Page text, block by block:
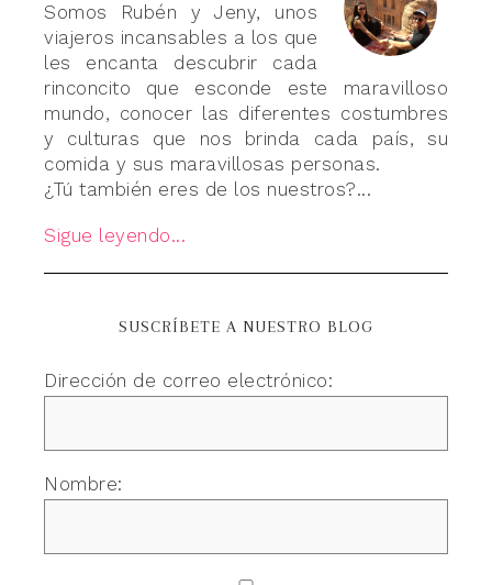
Somos Rubén y Jeny, unos
viajeros incansables a los que
les encanta descubrir cada
rinconcito que esconde este maravilloso
mundo, conocer las diferentes costumbres
y culturas que nos brinda cada país, su
comida y sus maravillosas personas.
¿Tú también eres de los nuestros?...
Sigue leyendo...
SUSCRÍBETE A NUESTRO BLOG
Dirección de correo electrónico:
Nombre: